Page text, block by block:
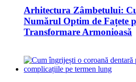
Arhitectura Zâmbetului:
Numărul Optim de Fațete
Transformare Armonioasă